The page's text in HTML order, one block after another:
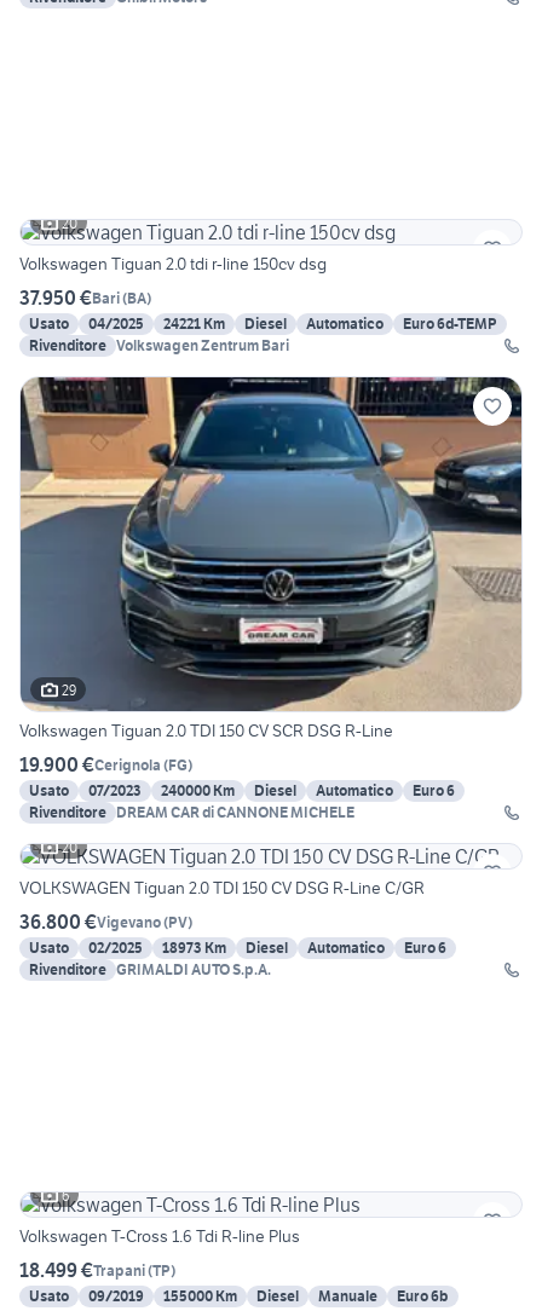
20
Volkswagen Tiguan 2.0 tdi r-line 150cv dsg
37.950 €Bari(BA)
Usato
04/2025 24221 Km Diesel Automatico
Euro 6d-TEMP
Rivenditore Volkswagen Zentrum Bari
29
Volkswagen Tiguan 2.0 TDI 150 CV SCR DSG R-Line
19.900 €Cerignola (FG)
Usato
07/2023 240000 Km Diesel Automatico
Euro 6
Rivenditore DREAM CAR di CANNONE MICHELE
20
VOLKSWAGEN Tiguan 2.0 TDI 150 CV DSG R-Line C/GR
36.800 €Vigevano(PV)
Usato
02/2025 18973 Km Diesel Automatico
Euro 6
Rivenditore GRIMALDI AUTO S.p.A.
6
Volkswagen T-Cross 1.6 Tdi R-line Plus
18.499 €Trapani(TP)
Usato
09/2019 155000 Km Diesel Manuale
Euro 6b